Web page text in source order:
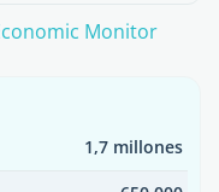
Monitor
1,7 millones